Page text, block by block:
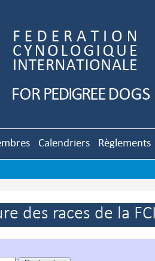
Calendriers Règlements
des races de la